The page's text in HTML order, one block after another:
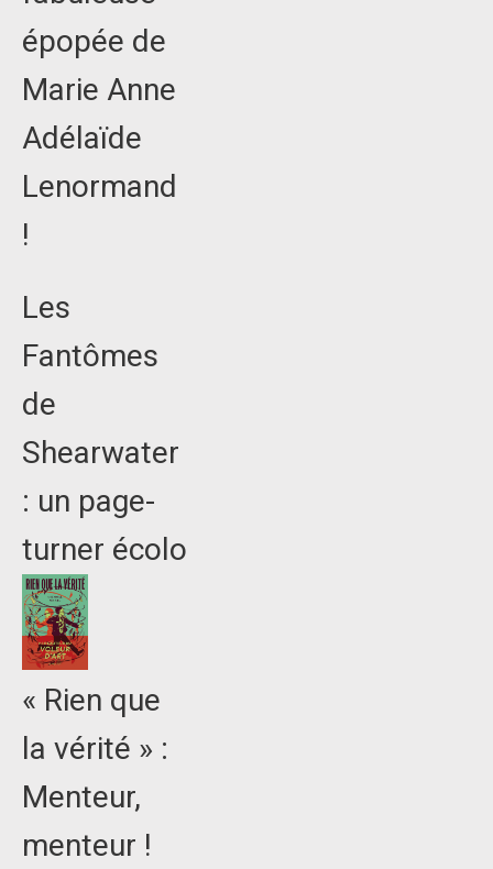
épopée de
Marie Anne
Adélaïde
Lenormand
!
Les
Fantômes
de
Shearwater
: un page-
turner écolo
« Rien que
la vérité » :
Menteur,
menteur !